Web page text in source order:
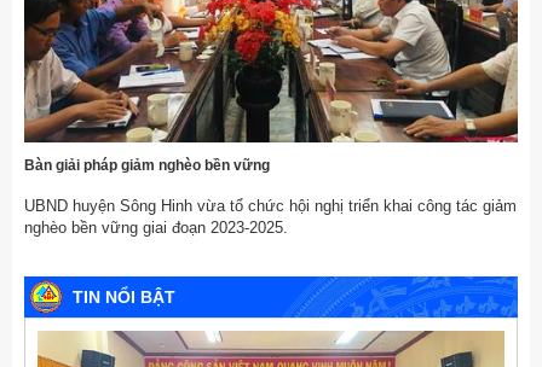
Bàn giải pháp giảm nghèo bền vững
UBND huyện Sông Hinh vừa tổ chức hội nghị triển khai công tác giảm
nghèo bền vững giai đoạn 2023-2025.
TIN NỔI BẬT